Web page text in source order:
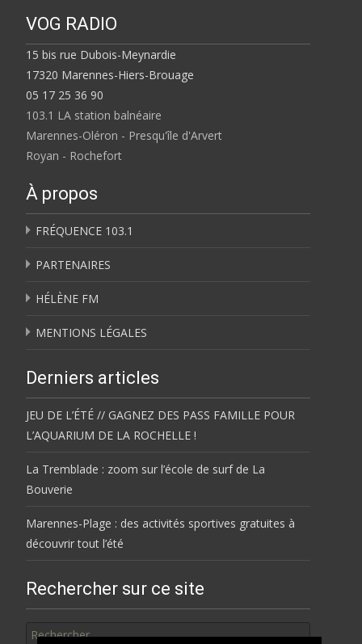
VOG RADIO
15 bis rue Dubois-Meynardie
17320 Marennes-Hiers-Brouage
05 17 25 36 90
103.1 LA station balnéaire
Marennes-Oléron - Presqu'île d'Arvert
Royan - Rochefort
À propos
FRÉQUENCE 103.1
PARTENAIRES
HÉLÈNE FM
MENTIONS LÉGALES
Derniers articles
JEU DE L’ÉTÉ // GAGNEZ DES PASS FAMILLE POUR
L’AQUARIUM DE LA ROCHELLE !
La Tremblade : zoom sur l’école de surf de La
Bouverie
Marennes-Plage : des activités sportives gratuites à
découvrir tout l’été
Rechercher sur ce site